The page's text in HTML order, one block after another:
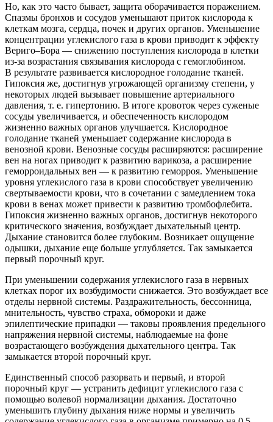
Но, как это часто бывает, защита оборачивается поражением.
Спазмы бронхов и сосудов уменьшают приток кислорода к
клеткам мозга, сердца, почек и других органов. Уменьшение
концентрации углекислого газа в крови приводит к эффекту
Вериго–Бора — снижению поступления кислорода в клетки
из-за возрастания связывания кислорода с гемоглобином.
В результате развивается кислородное голодание тканей.
Гипоксия же, достигнув угрожающей организму степени, у
некоторых людей вызывает повышение артериального
давления, т. е. гипертонию. В итоге кровоток через суженые
сосуды увеличивается, и обеспеченность кислородом
жизненно важных органов улучшается. Кислородное
голодание тканей уменьшает содержание кислорода в
венозной крови. Венозные сосуды расширяются: расширение
вен на ногах приводит к развитию варикоза, а расширение
геморроидальных вен — к развитию геморроя. Уменьшение
уровня углекислого газа в крови способствует увеличению
свертываемости крови, что в сочетании с замедлением тока
крови в венах может привести к развитию тромбофлебита.
Гипоксия жизненно важных органов, достигнув некоторого
критического значения, возбуждает дыхательный центр.
Дыхание становится более глубоким. Возникает ощущение
одышки, дыхание еще больше углубляется. Так замыкается
первый порочный круг.
При уменьшении содержания углекислого газа в нервных
клетках порог их возбудимости снижается. Это возбуждает все
отделы нервной системы. Раздражительность, бессонница,
мнительность, чувство страха, обмороки и даже
эпилептические припадки — таковы проявления предельного
напряжения нервной системы, наблюдаемые на фоне
возрастающего возбуждения дыхательного центра. Так
замыкается второй порочный круг.
Единственный способ разорвать и первый, и второй
порочный круг — устранить дефицит углекислого газа с
помощью волевой нормализации дыхания. Достаточно
уменьшить глубину дыхания ниже нормы и увеличить